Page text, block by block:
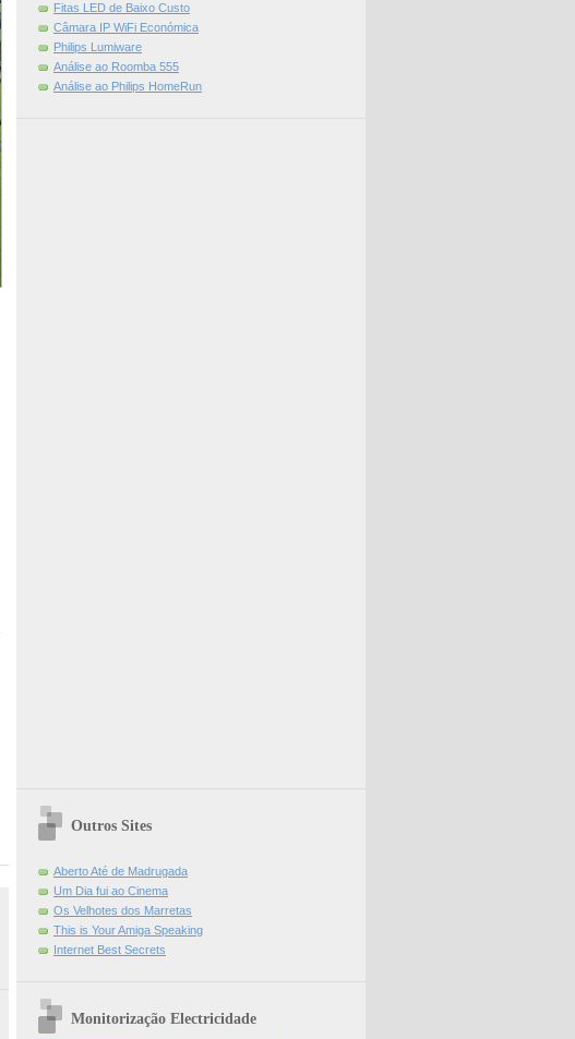
Fitas LED de Baixo Custo
Câmara IP WiFi Económica
Philips Lumiware
Análise ao Roomba 555
Análise ao Philips HomeRun
Outros Sites
Aberto Até de Madrugada
Um Dia fui ao Cinema
Os Velhotes dos Marretas
This is Your Amiga Speaking
Internet Best Secrets
Monitorização Electricidade